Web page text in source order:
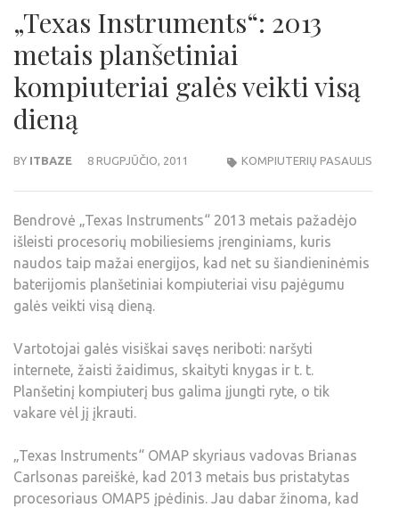
„Texas Instruments“: 2013
metais planšetiniai
kompiuteriai galės veikti visą
dieną
BY ITBAZE 8 RUGPJŪČIO, 2011 KOMPIUTERIŲ PASAULIS
Bendrovė „Texas Instruments“ 2013 metais pažadėjo
išleisti procesorių mobiliesiems įrenginiams, kuris
naudos taip mažai energijos, kad net su šiandieninėmis
baterijomis planšetiniai kompiuteriai visu pajėgumu
galės veikti visą dieną.
Vartotojai galės visiškai savęs neriboti: naršyti
internete, žaisti žaidimus, skaityti knygas ir t. t.
Planšetinį kompiuterį bus galima įjungti ryte, o tik
vakare vėl jį įkrauti.
„Texas Instruments“ OMAP skyriaus vadovas Brianas
Carlsonas pareiškė, kad 2013 metais bus pristatytas
procesoriaus OMAP5 įpėdinis. Jau dabar žinoma, kad